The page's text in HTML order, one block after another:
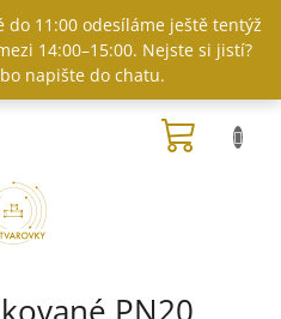
11:00 odesíláme ještě tentýž
14:00–15:00. Nejste si jistí?
napište do chatu.